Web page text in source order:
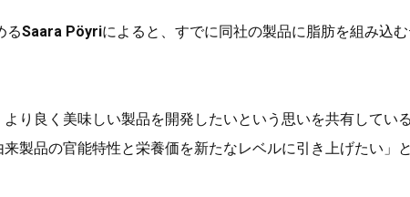
るSaara Pöyriによると、すでに同社の製品に脂肪を組み込
より良く美味しい製品を開発したいという思いを共有してい
製品の官能特性と栄養価を新たなレベルに引き上げたい」